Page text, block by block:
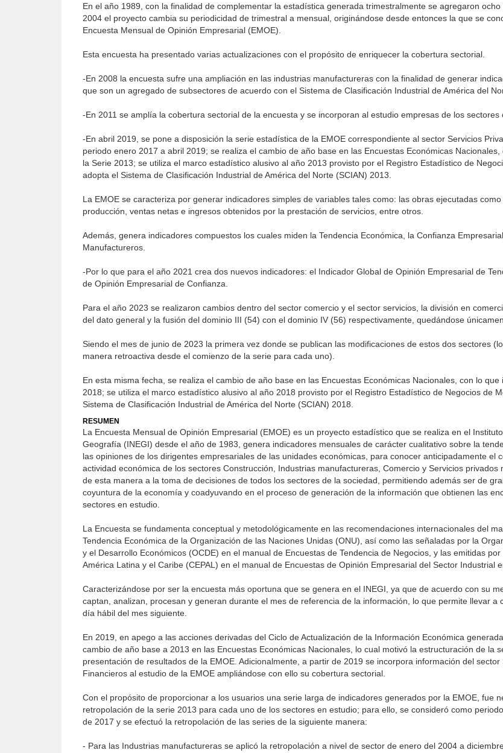
En el año 1989, con la finalidad de complementar la estadística generada trimestralmente se agregaron
2004 el proyecto cambia su periodicidad de trimestral a mensual, originándose desde entonces la que se
Encuesta Mensual de Opinión Empresarial (EMOE).
Esta encuesta ha presentado varias actualizaciones con el propósito de enriquecer la cobertura sectorial.
-En 2008 la encuesta sufre una ampliación en las industrias manufactureras con la finalidad de generar
que son un agregado de subsectores de acuerdo con el Sistema de Clasificación Industrial de América del
-En 2011 se amplía la cobertura sectorial de la encuesta y se incorporan al estudio empresas de los sectores
-En abril 2019, se pone a disposición la serie estadística de la EMOE correspondiente al sector Servicios
periodo enero 2017 a abril 2019; se realiza el cambio de año base en las Encuestas Económicas
la Serie 2013; se utiliza el marco estadístico alusivo al año 2013 provisto por el Registro Estadístico de
adopta el Sistema de Clasificación Industrial de América del Norte (SCIAN) 2013.
La EMOE se caracteriza por generar indicadores simples de variables tales como: las obras ejecutadas como
producción, ventas netas e ingresos obtenidos por la prestación de servicios, entre otros.
Además, genera indicadores compuestos los cuales miden la Tendencia Económica, la Confianza
Manufactureros.
-Por lo que para el año 2021 crea dos nuevos indicadores: el Indicador Global de Opinión Empresarial de
de Opinión Empresarial de Confianza.
Para el año 2023 se realizaron cambios dentro del sector comercio y el sector servicios, la división en
del dato general y la fusión del dominio III (54) con el dominio IV (56) respectivamente, quedándose
Siendo el mes de junio de 2023 la primera vez donde se publican las modificaciones de estos dos sectores
manera retroactiva desde el comienzo de la serie para cada uno).
En esta misma fecha, se realiza el cambio de año base en las Encuestas Económicas Nacionales, con lo que
2018; se utiliza el marco estadístico alusivo al año 2018 provisto por el Registro Estadístico de Negocios de
Sistema de Clasificación Industrial de América del Norte (SCIAN) 2018.
RESUMEN
La Encuesta Mensual de Opinión Empresarial (EMOE) es un proyecto estadístico que se realiza en el
Geografía (INEGI) desde el año de 1983, genera indicadores mensuales de carácter cualitativo sobre la
las opiniones de los dirigentes empresariales de las unidades económicas, para conocer anticipadamente el
actividad económica de los sectores Construcción, Industrias manufactureras, Comercio y Servicios privados
de esta manera a la toma de decisiones de todos los sectores de la sociedad, permitiendo además ser de
coyuntura de la economía y coadyuvando en el proceso de generación de la información que obtienen las
sectores en estudio.
La Encuesta se fundamenta conceptual y metodológicamente en las recomendaciones internacionales del
Tendencia Económica de la Or­ganización de las Naciones Unidas (ONU), así como las señaladas por la
y el Desarrollo Económicos (OCDE) en el manual de Encuestas de Tendencia de Negocios, y las emitidas
América Latina y el Caribe (CEPAL) en el manual de Encuestas de Opi­nión Empresarial del Sector Industrial
Caracterizándose por ser la encuesta más oportuna que se genera en el INEGI, ya que de acuerdo con su
captan, analizan, procesan y generan durante el mes de referencia de la información, lo que permite llevar a
día hábil del mes siguiente.
En 2019, en apego a las acciones derivadas del Ciclo de Actualización de la Información Económica
cambio de año base a 2013 en las Encuestas Económicas Nacionales, lo cual motivó la estructuración de la
presentación de resultados de la EMOE. Adicionalmente, a partir de 2019 se incorpora información del sector
Financieros al estudio de la EMOE ampliándose con ello su cobertura sectorial.
Con el propósito de proporcionar a los usuarios una serie larga de indicadores generados por la EMOE, fue
retropolación de la serie 2013 para cada uno de los sectores en estudio; para ello, se consideró como
de 2017 y se efectuó la retropolación de las series de la siguiente manera:
- Para las Industrias manufactureras se aplicó la retropolación a nivel de sector de enero del 2004 a